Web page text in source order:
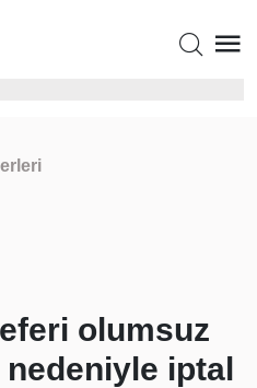
olumsuz
nedeniyle iptal